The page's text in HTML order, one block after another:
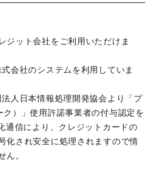
ジット会社をご利用いただけま
会社のシステムを利用していま
人日本情報処理開発協会より「プ
）」使用許諾事業者の付与認定を
通信により、クレジットカードの
化され安全に処理されますので情
ん。